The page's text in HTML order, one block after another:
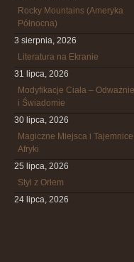
Rocky Mountains (Ameryka
Północna)
3 sierpnia, 2026
Literatura na Ekranie
31 lipca, 2026
Modyfikacje Ciała – Odważnie
i Świadomie
30 lipca, 2026
Magiczne Miejsca i Tajemnice
Afryki
25 lipca, 2026
Styl z Orłem
24 lipca, 2026